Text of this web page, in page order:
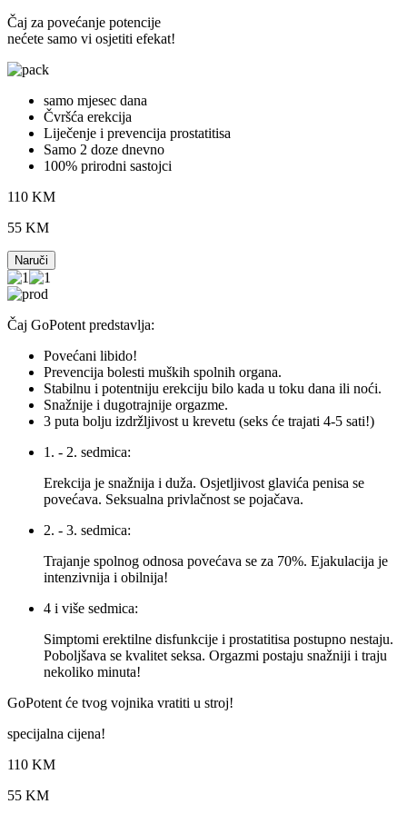
Čaj za povećanje potencije
nećete samo vi osjetiti efekat!
samo mjesec dana
Čvršća erekcija
Liječenje i prevencija prostatitisa
Samo 2 doze dnevno
100% prirodni sastojci
110 KM
55 KM
Naruči
Čaj GoPotent predstavlja:
Povećani libido!
Prevencija bolesti muških spolnih organa.
Stabilnu i potentniju erekciju bilo kada u toku dana ili noći.
Snažnije i dugotrajnije orgazme.
3 puta bolju izdržljivost u krevetu (seks će trajati 4-5 sati!)
1. - 2. sedmica:
Erekcija je snažnija i duža. Osjetljivost glavića penisa se
povećava. Seksualna privlačnost se pojačava.
2. - 3. sedmica:
Trajanje spolnog odnosa povećava se za 70%. Ejakulacija je
intenzivnija i obilnija!
4 i više sedmica:
Simptomi erektilne disfunkcije i prostatitisa postupno nestaju.
Poboljšava se kvalitet seksa. Orgazmi postaju snažniji i traju
nekoliko minuta!
GoPotent će tvog vojnika vratiti u stroj!
specijalna cijena!
110 KM
55 KM